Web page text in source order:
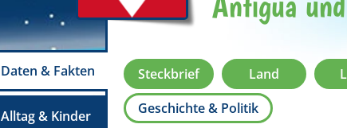
Daten & Fakten
Alltag & Kinder
Steckbrief Land
Geschichte & Politik